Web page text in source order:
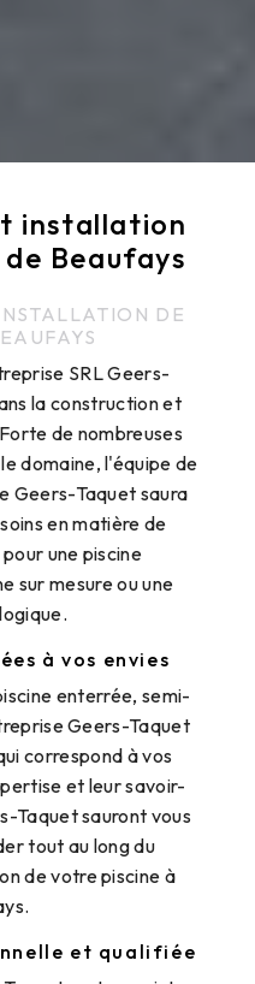
installation
Beaufays
DE
SRL Geers-
la construction et
de nombreuses
domaine, l'équipe de
Geers-Taquet saura
en matière de
une piscine
sur mesure ou une
à vos envies
enterrée, semi-
Geers-Taquet
correspond à vos
et leur savoir-
Taquet sauront vous
tout au long du
de votre piscine à
et qualifiée